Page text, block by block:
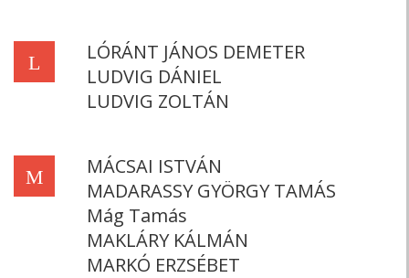
L
LÓRÁNT JÁNOS DEMETER
LUDVIG DÁNIEL
LUDVIG ZOLTÁN
M
MÁCSAI ISTVÁN
MADARASSY GYÖRGY TAMÁS
Mág Tamás
MAKLÁRY KÁLMÁN
MARKÓ ERZSÉBET